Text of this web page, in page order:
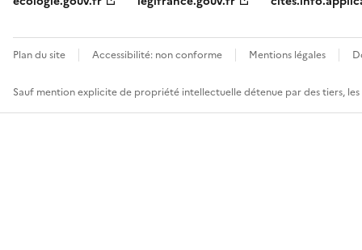
Plan du site Accessibilité: non conforme Mentions légales
Sauf mention explicite de propriété intellectuelle détenue par des tiers,